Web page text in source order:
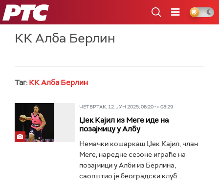
РТС
КК Алба Берлин
Таг: КК Алба Берлин
ЧЕТВРТАК, 12. ЈУН 2025, 08:20 -> 08:29
Џек Кајил из Меге иде на
позајмицу у Албу
Немачки кошаркаш Џек Кајил, члан
Меге, наредне сезоне играће на
позајмици у Алби из Берлина,
саопштио је београдски клуб...